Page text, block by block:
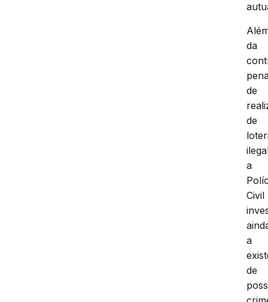
da
de
de
a
Civil
a
de